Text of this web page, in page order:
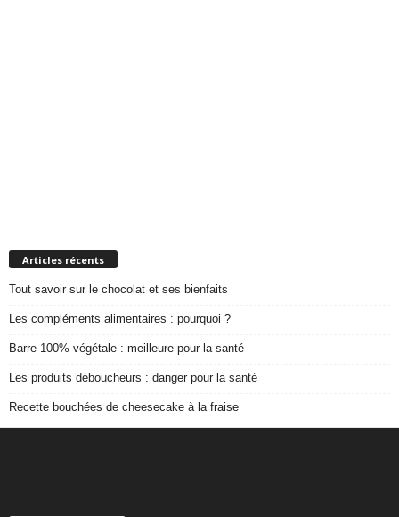
Articles récents
Tout savoir sur le chocolat et ses bienfaits
Les compléments alimentaires : pourquoi ?
Barre 100% végétale : meilleure pour la santé
Les produits déboucheurs : danger pour la santé
Recette bouchées de cheesecake à la fraise